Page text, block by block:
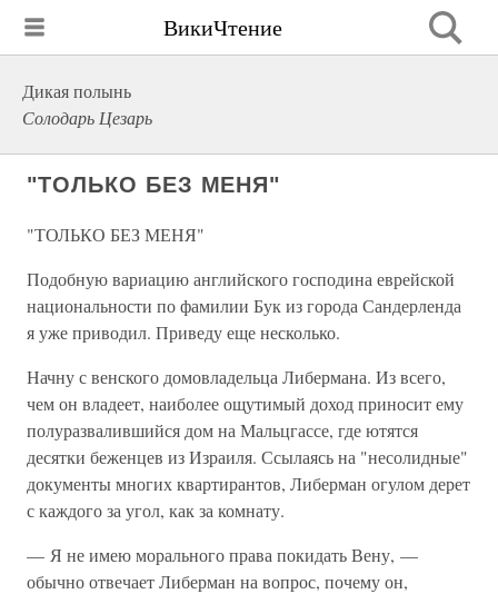
ВикиЧтение
Дикая полынь
Солодарь Цезарь
"ТОЛЬКО БЕЗ МЕНЯ"
"ТОЛЬКО БЕЗ МЕНЯ"
Подобную вариацию английского господина еврейской
национальности по фамилии Бук из города Сандерленда
я уже приводил. Приведу еще несколько.
Начну с венского домовладельца Либермана. Из всего,
чем он владеет, наиболее ощутимый доход приносит ему
полуразвалившийся дом на Мальцгассе, где ютятся
десятки беженцев из Израиля. Ссылаясь на "несолидные"
документы многих квартирантов, Либерман огулом дерет
с каждого за угол, как за комнату.
— Я не имею морального права покидать Вену, —
обычно отвечает Либерман на вопрос, почему он,